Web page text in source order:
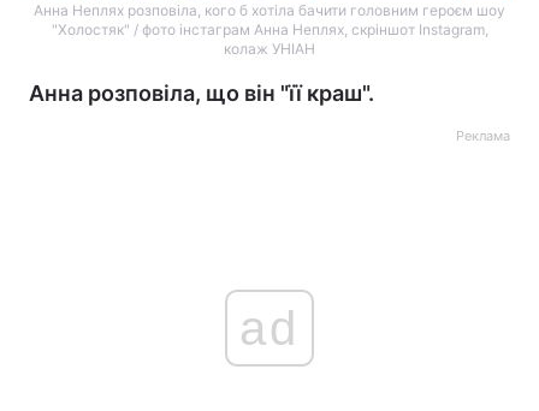
Анна Неплях розповіла, кого б хотіла бачити головним героєм шоу
"Холостяк" / фото інстаграм Анна Неплях, скріншот Instagram,
колаж УНІАН
Анна розповіла, що він "її краш".
Реклама
ad